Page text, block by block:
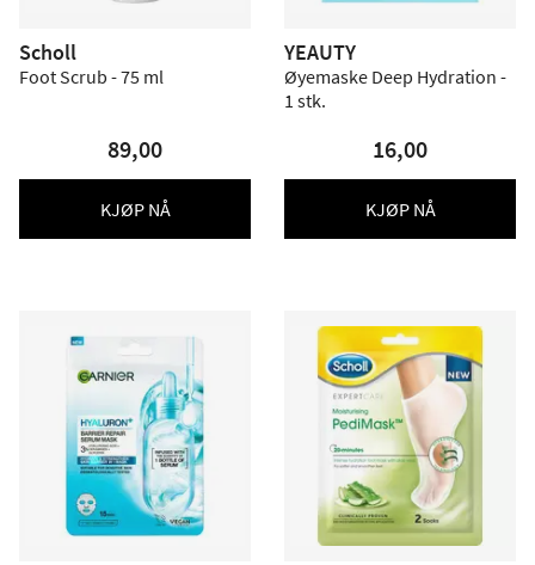
Scholl
Foot Scrub - 75 ml
89,00
KJØP NÅ
YEAUTY
Øyemaske Deep Hydration -
1 stk.
16,00
KJØP NÅ